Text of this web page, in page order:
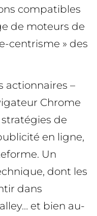
compatibles
de moteurs de
centrisme » des
actionnaires –
Chrome
de
en ligne,
Un
dont les
dans
et bien au-